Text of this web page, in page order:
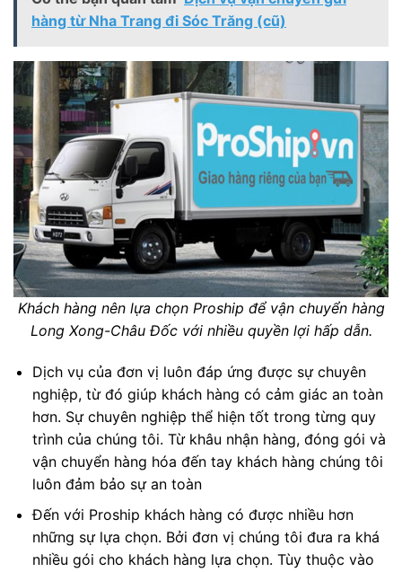
hàng từ Nha Trang đi Sóc Trăng (cũ)
Khách hàng nên lựa chọn Proship để vận chuyển hàng
Long Xong-Châu Đốc với nhiều quyền lợi hấp dẫn.
Dịch vụ của đơn vị luôn đáp ứng được sự chuyên
nghiệp, từ đó giúp khách hàng có cảm giác an toàn
hơn. Sự chuyên nghiệp thể hiện tốt trong từng quy
trình của chúng tôi. Từ khâu nhận hàng, đóng gói và
vận chuyển hàng hóa đến tay khách hàng chúng tôi
luôn đảm bảo sự an toàn
Đến với Proship khách hàng có được nhiều hơn
những sự lựa chọn. Bởi đơn vị chúng tôi đưa ra khá
nhiều gói cho khách hàng lựa chọn. Tùy thuộc vào